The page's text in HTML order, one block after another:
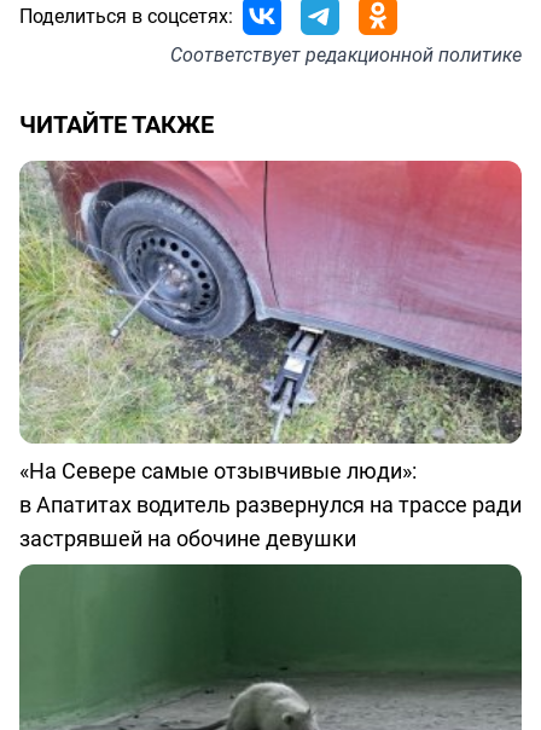
Поделиться в соцсетях:
Соответствуетредакционной политике
ЧИТАЙТЕ ТАКЖЕ
«На Севере самые отзывчивые люди»:
в Апатитах водитель развернулся на трассе ради
застрявшей на обочине девушки